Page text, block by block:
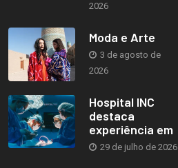
2026
Moda e Arte
3 de agosto de
2026
Hospital INC
destaca
experiência em
29 de julho de 2026